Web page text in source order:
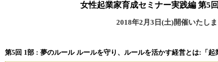
女性起業家育成セミナー実践編 第5
2018年2月3日(土)開催いたし
第5回 1部 : 夢のルール ルールを守り、ルールを活かす経営とは:「起